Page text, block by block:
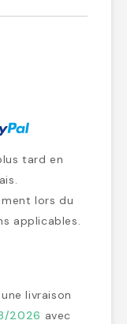
tard en
lors du
applicables.
livraison
2026 avec